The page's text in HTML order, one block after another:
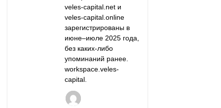
veles-capital.net и
veles-capital.online
зарегистрированы в
июне–июле 2025 года,
без каких-либо
упоминаний ранее.
workspace.veles-
capital.